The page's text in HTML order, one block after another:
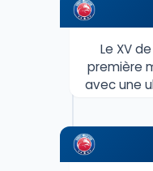
Le XV
première
avec une